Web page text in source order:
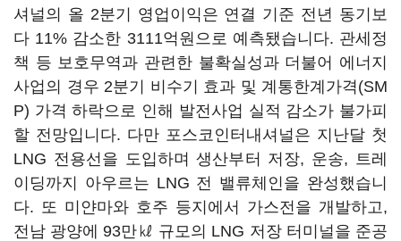
셔널의 올 2분기 영업이익은 연결 기준 전년 동기보
다 11% 감소한 3111억원으로 예측됐습니다. 관세정
책 등 보호무역과 관련한 불확실성과 더불어 에너지
사업의 경우 2분기 비수기 효과 및 계통한계가격(SM
P) 가격 하락으로 인해 발전사업 실적 감소가 불가피
할 전망입니다. 다만 포스코인터내셔널은 지난달 첫
LNG 전용선을 도입하며 생산부터 저장, 운송, 트레
이딩까지 아우르는 LNG 전 밸류체인을 완성했습니
다. 또 미얀마와 호주 등지에서 가스전을 개발하고,
전남 광양에 93만㎘ 규모의 LNG 저장 터미널을 준공